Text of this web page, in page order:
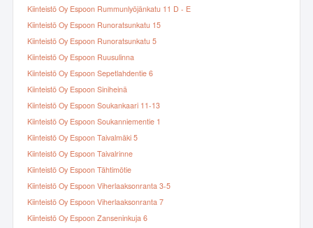
Kiinteistö Oy Espoon Rummunlyöjänkatu 11 D - E
Kiinteistö Oy Espoon Runoratsunkatu 15
Kiinteistö Oy Espoon Runoratsunkatu 5
Kiinteistö Oy Espoon Ruusulinna
Kiinteistö Oy Espoon Sepetlahdentie 6
Kiinteistö Oy Espoon Siniheinä
Kiinteistö Oy Espoon Soukankaari 11-13
Kiinteistö Oy Espoon Soukanniementie 1
Kiinteistö Oy Espoon Taivalmäki 5
Kiinteistö Oy Espoon Taivalrinne
Kiinteistö Oy Espoon Tähtimötie
Kiinteistö Oy Espoon Viherlaaksonranta 3-5
Kiinteistö Oy Espoon Viherlaaksonranta 7
Kiinteistö Oy Espoon Zanseninkuja 6